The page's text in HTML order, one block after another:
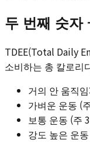
두 번째 숫자
TDEE(Total Daily
소비하는 총 칼로리
거의 안 움직
가벼운 운동 (
보통 운동 (주
강도 높은 운